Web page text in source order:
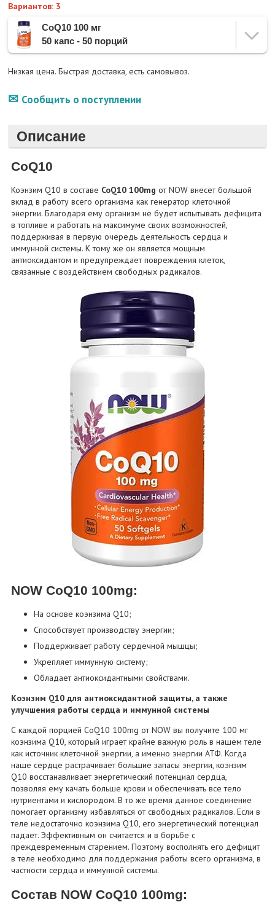
Вариантов: 3
CoQ10 100 мг
50 капс - 50 порций
Низкая цена. Быстрая доставка, есть самовывоз.
Сообщить о поступлении
Описание
CoQ10
Коэнзим Q10 в составе CoQ10 100mg от NOW внесет большой
вклад в работу всего организма как генератор клеточной
энергии. Благодаря ему организм не будет испытывать дефицита
в топливе и работать на максимуме своих возможностей,
поддерживая в первую очередь деятельность сердца и
иммунной системы. К тому же он является мощным
антиоксидантом и предупреждает повреждения клеток,
связанные с воздействием свободных радикалов.
NOW CoQ10 100mg:
На основе коэнзима Q10;
Способствует производству энергии;
Поддерживает работу сердечной мышцы;
Укрепляет иммунную систему;
Обладает антиоксидантными свойствами.
Коэнзим Q10 для антиоксидантной защиты, а также
улучшения работы сердца и иммунной системы
С каждой порцией CoQ10 100mg от NOW вы получите 100 мг
коэнзима Q10, который играет крайне важную роль в нашем теле
как источник клеточной энергии, а именно энергии АТФ. Когда
наше сердце растрачивает большие запасы энергии, коэнзим
Q10 восстанавливает энергетический потенциал сердца,
позволяя ему качать больше крови и обеспечивать все тело
нутриентами и кислородом. В то же время данное соединение
помогает организму избавляться от свободных радикалов. Если в
теле недостаточно коэнзима Q10, его энергетический потенциал
падает. Эффективным он считается и в борьбе с
преждевременным старением. Поэтому восполнять его дефицит
в теле необходимо для поддержания работы всего организма, в
частности сердца и иммунной системы.
Состав NOW CoQ10 100mg: